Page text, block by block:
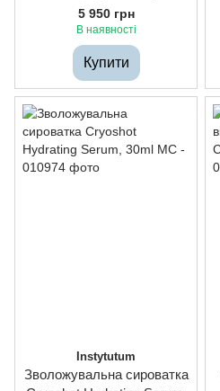
Retinol Serum, 30ml
5 950 грн
В наявності
Купити
Instytutum
Зволожувальна сироватка